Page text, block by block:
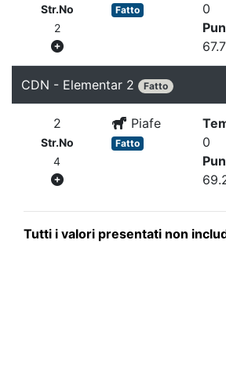
Str.No
2
Fatto
0
CDN - Elementar 2 Fatto
2
Str.No
4
Piafe
Fatto
0
Tutti i valori presentati non